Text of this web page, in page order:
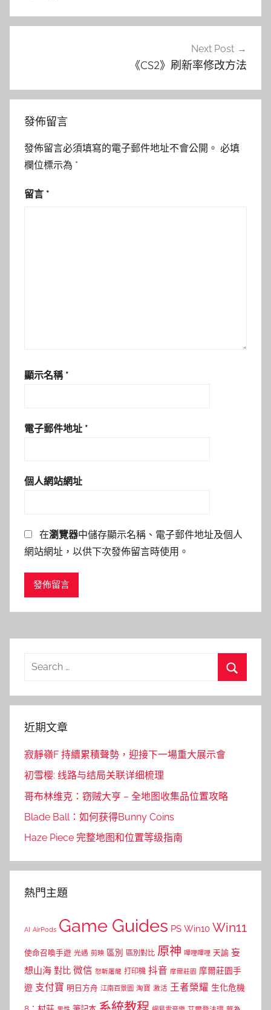
覽
Next Post
《CS2》刷新率修改方法
發佈留言
發佈留言必須填寫的電子郵件地址不會公開。 必填
欄位標示為 *
留言 *
顯示名稱 *
電子郵件地址 *
個人網站網址
在瀏覽器中儲存顯示名稱、電子郵件地址及個人
網站網址，以供下次發佈留言時使用。
Search
近期文章
寂靜嶺F 持續累積聲勢，迎接下一場重大展示會
初雪樱: 线路与结局关联详细梳理
哥布林维克：窃贼大亨 – 全地图收集品位置攻略
Blade Ball：如何获得Bunny Coins
Haze Piece 完整地图和位置等级指南
熱門主題
AI AirPods Game Guides PS Win10 Win11
使命召喚手遊 光遇 剪映 區別 區別對比 原神 嗶哩嗶哩 天諭 妄
想山海 對比 微信 怒斬屠龍 打印機 抖音 摩爾莊園 摩爾莊園手
遊 支付寶 明日方舟 江南百景圖 淘寶 激活 王者榮耀 生化危機